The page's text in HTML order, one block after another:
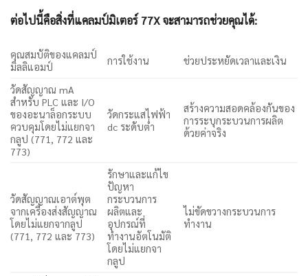
ต่อไปนี้คือสิ่งที่แคลมป์มิเตอร์ 77X จะสามารถช่วยคุณได้:
คุณสมบัติของแคลมป์
มิลลิแอมป์
การใช้งาน ช่วยประหยัดเวลาและเงิน
วัดสัญญาณ mA
สำหรับ PLC และ I/O
ของอะนาล็อกระบบ
ควบคุมโดยไม่แยกจา
กลูป (771, 772 และ
773)
วัดกระแสไฟฟ้า
dc ระดับต่ำ
สร้างความสอดคล้องกันของ
การระบุกระบวนการผลิต
ด้วยค่าจริง
วัดสัญญาณเอาต์พุต
จากเครื่องส่งสัญญาณ
โดยไม่แยกจากลูป
(771, 772 และ 773)
รักษาและแก้ไข
ปัญหา
กระบวนการ
ผลิตและ
อุปกรณ์ที่
ทำงานอัตโนมัติ
โดยไม่แยกจา
กลูป
ไม่ขัดขวางกระบวนการ
ทำงาน